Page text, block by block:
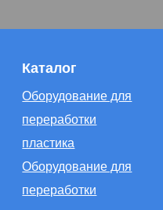
Каталог
Оборудование для
переработки
пластика
Оборудование для
переработки